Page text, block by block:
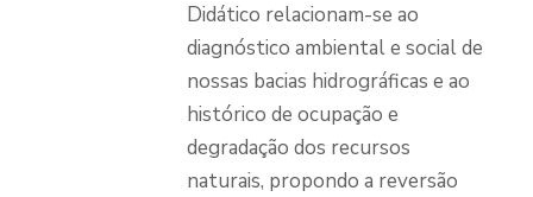
Didático relacionam-se ao
diagnóstico ambiental e social de
nossas bacias hidrográficas e ao
histórico de ocupação e
degradação dos recursos
naturais, propondo a reversão